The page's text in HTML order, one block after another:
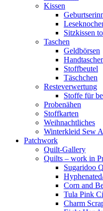
Kissen
Sitzkissen
Taschen
Geldbörsen
Stoffbeutel
Täschchen
Resteverwertung
Stoffe für
Probenähen
Stoffkarten
Weihnachtliches
Winterkleid Sew
Patchwork
Quilt-Gallery
Quilts – work in
Sugaridoo
Corn and
Tula Pink
Charm